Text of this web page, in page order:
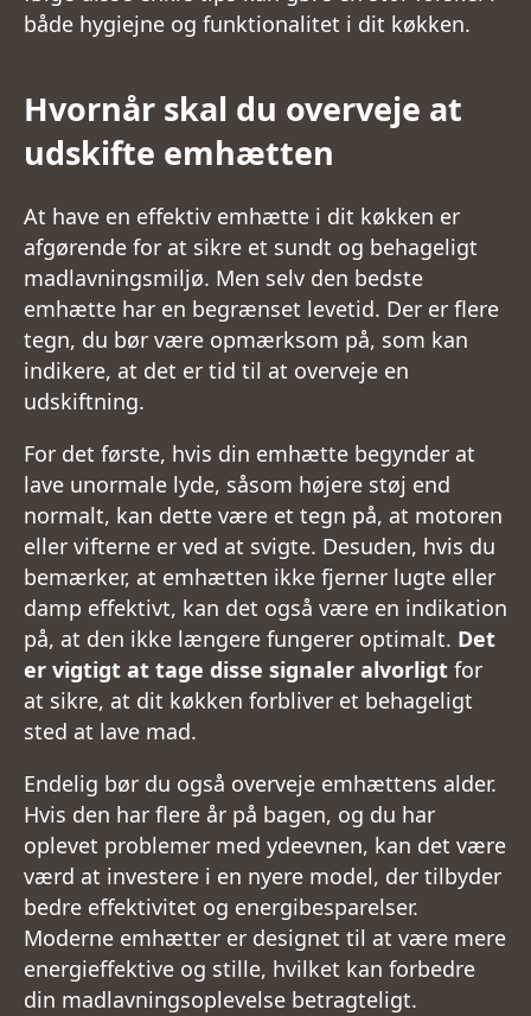
både hygiejne og funktionalitet i dit køkken.
Hvornår skal du overveje at
udskifte emhætten
At have en effektiv emhætte i dit køkken er
afgørende for at sikre et sundt og behageligt
madlavningsmiljø. Men selv den bedste
emhætte har en begrænset levetid. Der er flere
tegn, du bør være opmærksom på, som kan
indikere, at det er tid til at overveje en
udskiftning.
For det første, hvis din emhætte begynder at
lave unormale lyde, såsom højere støj end
normalt, kan dette være et tegn på, at motoren
eller vifterne er ved at svigte. Desuden, hvis du
bemærker, at emhætten ikke fjerner lugte eller
damp effektivt, kan det også være en indikation
på, at den ikke længere fungerer optimalt. Det
er vigtigt at tage disse signaler alvorligt for
at sikre, at dit køkken forbliver et behageligt
sted at lave mad.
Endelig bør du også overveje emhættens alder.
Hvis den har flere år på bagen, og du har
oplevet problemer med ydeevnen, kan det være
værd at investere i en nyere model, der tilbyder
bedre effektivitet og energibesparelser.
Moderne emhætter er designet til at være mere
energieffektive og stille, hvilket kan forbedre
din madlavningsoplevelse betragteligt.